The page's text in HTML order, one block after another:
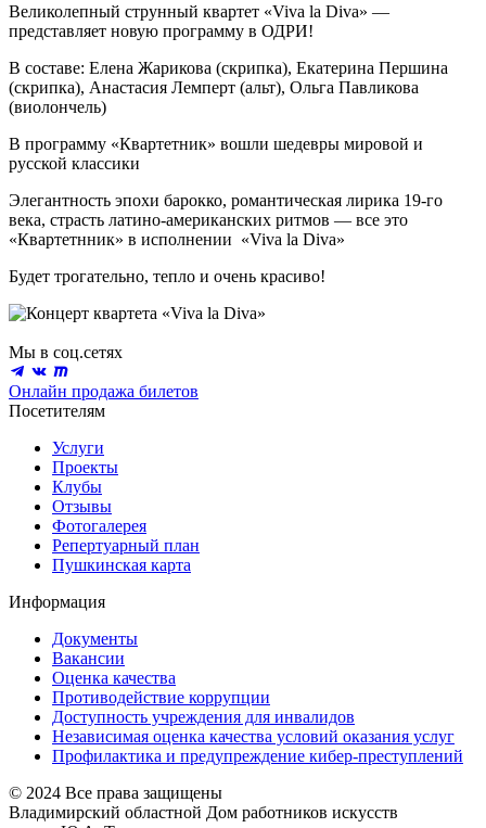
Великолепный струнный квартет «Viva la Diva» —
представляет новую программу в ОДРИ!
В составе: Елена Жарикова (скрипка), Екатерина Першина
(скрипка), Анастасия Лемперт (альт), Ольга Павликова
(виолончель)
В программу «Квартетник» вошли шедевры мировой и
русской классики
Элегантность эпохи барокко, романтическая лирика 19-го
века, страсть латино-американских ритмов — все это
«Квартетнник» в исполнении «Viva la Diva»
Будет трогательно, тепло и очень красиво!
Мы в соц.сетях
Онлайн продажа билетов
Посетителям
Услуги
Проекты
Клубы
Отзывы
Фотогалерея
Репертуарный план
Пушкинская карта
Информация
Документы
Вакансии
Оценка качества
Противодействие коррупции
Доступность учреждения для инвалидов
Независимая оценка качества условий оказания услуг
Профилактика и предупреждение кибер-преступлений
© 2024 Все права защищены
Владимирский областной Дом работников искусств